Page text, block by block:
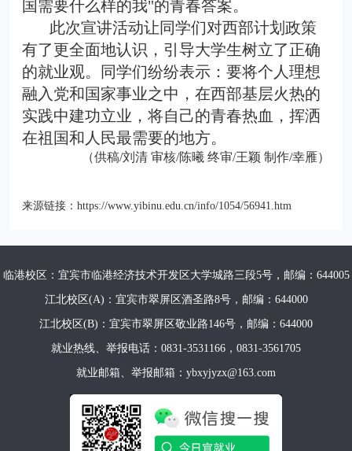
国需要什么样的我"的青春答案。
此次宣讲活动让同学们对西部计划政策
有了更全面地认识，引导大学生树立了正确
的就业观。同学们纷纷表示：要将个人理想
融入党和国家事业之中，在西部基层火热的
实践中建功立业，将自己的青春热血，挥洒
在祖国和人民最需要的地方。
（供稿/刘清 审核/陈曦 终审/王颖 制作/幸雁）
来源链接： https://www.yibinu.edu.cn/info/1054/56941.htm
临港校区：宜宾市临港经济技术开发区大学城路三段5号，邮编：644005
江北校区(A)：宜宾市翠屏区酒圣路8号，邮编：644000
江北校区(B)：宜宾市翠屏区敬业路146号，邮编：644000
就业热线、举报电话：0831-3531166，0831-3561705
就业邮箱、举报邮箱：ybxyjyzx@163.com